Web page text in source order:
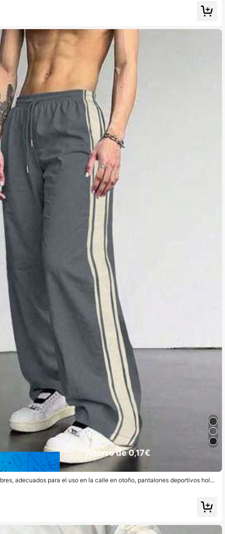
Ahorro de 0,17€
adecuados para el uso en la calle en otoño, pantalones deportivos holga
en primavera